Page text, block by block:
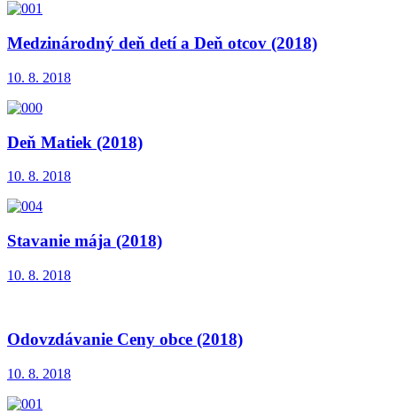
Medzinárodný deň detí a Deň otcov (2018)
10. 8. 2018
Deň Matiek (2018)
10. 8. 2018
Stavanie mája (2018)
10. 8. 2018
Odovzdávanie Ceny obce (2018)
10. 8. 2018